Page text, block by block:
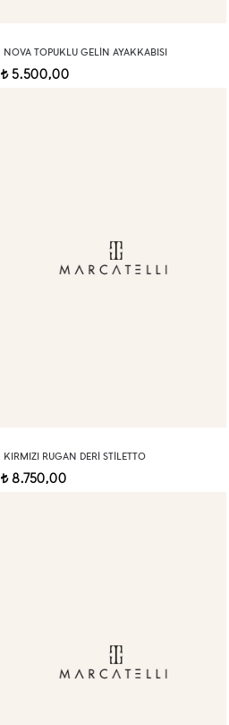
NOVA TOPUKLU GELIN AYAKKABISI
t5.500,00
KIRMIZI RUGAN DERI STILETTO
t8.750,00